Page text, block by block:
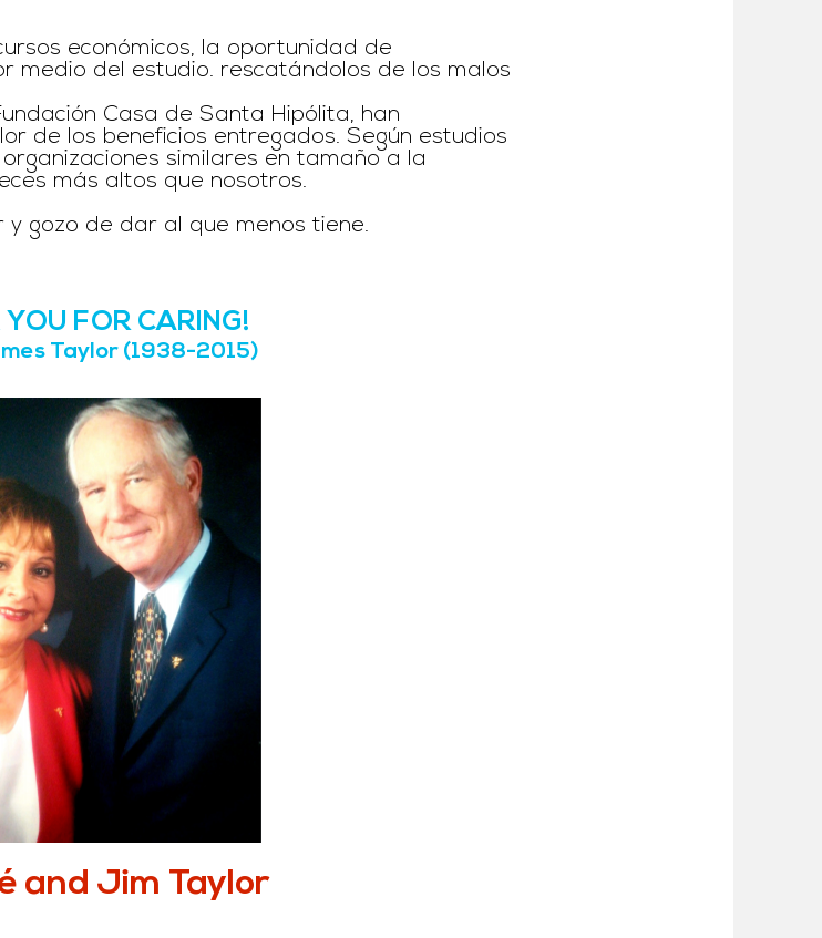
económicos, la oportunidad de
medio del estudio. rescatándolos de los malos
Casa de Santa Hipólita, han
de los beneficios entregados. Según estudios
similares en tamaño a la
más altos que nosotros.
gozo de dar al que menos tiene.
FOR CARING!
Taylor (1938-2015)
and Jim Taylor